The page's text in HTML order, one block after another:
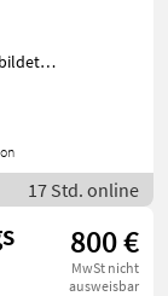
17 Std. online
800 €
MwSt nicht
ausweisbar